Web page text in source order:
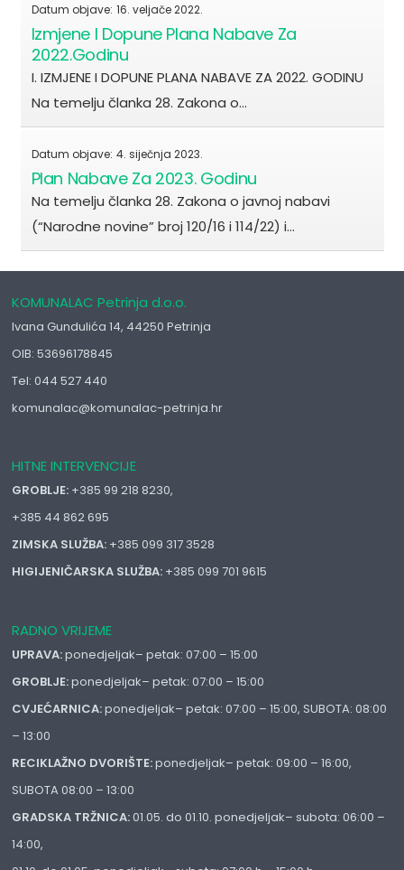
Datum objave: 16. veljače 2022.
Izmjene I Dopune Plana Nabave Za
2022.godinu
I. IZMJENE I DOPUNE PLANA NABAVE ZA 2022. GODINU
Na temelju članka 28. Zakona o…
Datum objave: 4. siječnja 2023.
Plan Nabave Za 2023. Godinu
Na temelju članka 28. Zakona o javnoj nabavi
(“Narodne novine” broj 120/16 i 114/22) i…
KOMUNALAC Petrinja d.o.o.
Ivana Gundulića 14, 44250 Petrinja
OIB: 53696178845
Tel: 044 527 440
komunalac@komunalac-petrinja.hr
HITNE INTERVENCIJE
GROBLJE: +385 99 218 8230,
+385 44 862 695
ZIMSKA SLUŽBA: +385 099 317 3528
HIGIJENIČARSKA SLUŽBA: +385 099 701 9615
RADNO VRIJEME
UPRAVA:ponedjeljak– petak: 07:00 – 15:00
GROBLJE:ponedjeljak– petak: 07:00 – 15:00
CVJEĆARNICA:ponedjeljak– petak: 07:00 – 15:00, SUBOTA: 08:00
– 13:00
RECIKLAŽNO DVORIŠTE:ponedjeljak– petak: 09:00 – 16:00,
SUBOTA 08:00 – 13:00
GRADSKA TRŽNICA:01.05. do 01.10. ponedjeljak– subota: 06:00 –
14:00,